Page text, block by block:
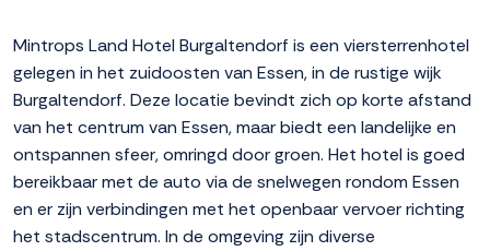
Mintrops Land Hotel Burgaltendorf is een viersterrenhotel
gelegen in het zuidoosten van Essen, in de rustige wijk
Burgaltendorf. Deze locatie bevindt zich op korte afstand
van het centrum van Essen, maar biedt een landelijke en
ontspannen sfeer, omringd door groen. Het hotel is goed
bereikbaar met de auto via de snelwegen rondom Essen
en er zijn verbindingen met het openbaar vervoer richting
het stadscentrum. In de omgeving zijn diverse